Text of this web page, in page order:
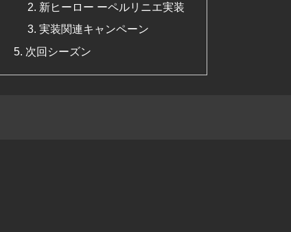
新ヒーロー ーペルリニエ実装
実装関連キャンペーン
次回シーズン